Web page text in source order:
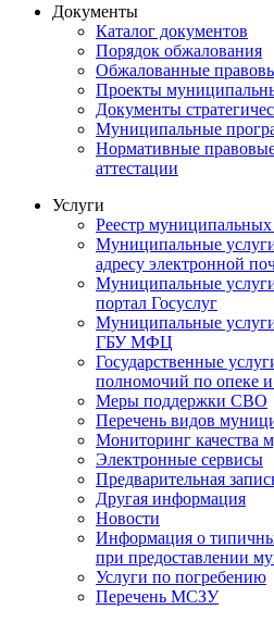
Документы
Каталог документов
Порядок обжалования
Обжалованные
Проекты
Документы
Муниципальные
Нормативные
аттестации
Услуги
Реестр муниципальных
Муниципальные
адресу электронной
Муниципальные
портал Госуслуг
Муниципальные
ГБУ МФЦ
Государственные
полномочий по опеке и
Меры поддержки СВО
Перечень видов
Мониторинг качества
Электронные сервисы
Предварительная
Другая информация
Новости
Информация о
при предоставлении
Услуги по погребению
Перечень МСЗУ